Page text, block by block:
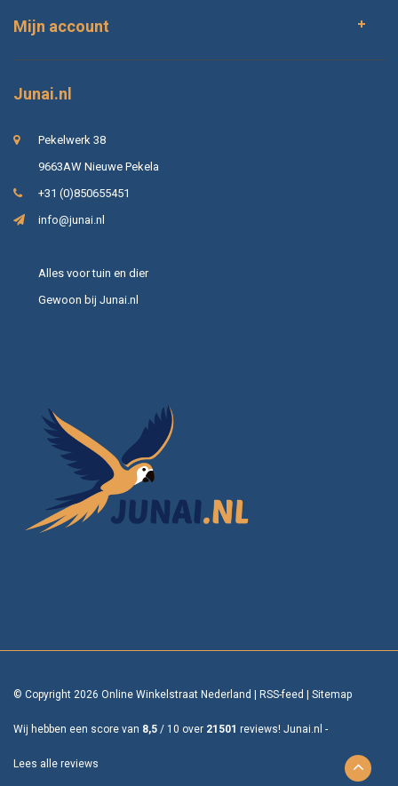
Mijn account
Junai.nl
Pekelwerk 38
9663AW Nieuwe Pekela
+31 (0)850655451
info@junai.nl
Alles voor tuin en dier
Gewoon bij Junai.nl
© Copyright 2026 Online Winkelstraat Nederland RSS-feed Sitemap
Wij hebben een score van 8,5 / 10 over 21501 reviews! Junai.nl -
Lees alle reviews